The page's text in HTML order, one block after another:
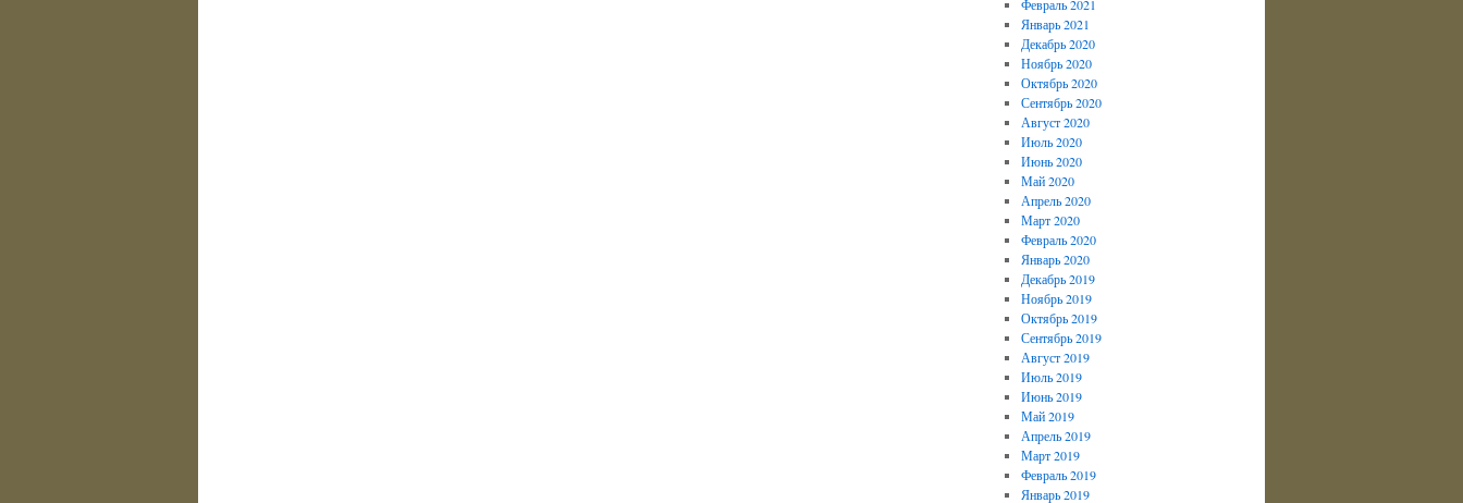
Февраль 2021
Январь 2021
Декабрь 2020
Ноябрь 2020
Октябрь 2020
Сентябрь 2020
Август 2020
Июль 2020
Июнь 2020
Май 2020
Апрель 2020
Март 2020
Февраль 2020
Январь 2020
Декабрь 2019
Ноябрь 2019
Октябрь 2019
Сентябрь 2019
Август 2019
Июль 2019
Июнь 2019
Май 2019
Апрель 2019
Март 2019
Февраль 2019
Январь 2019